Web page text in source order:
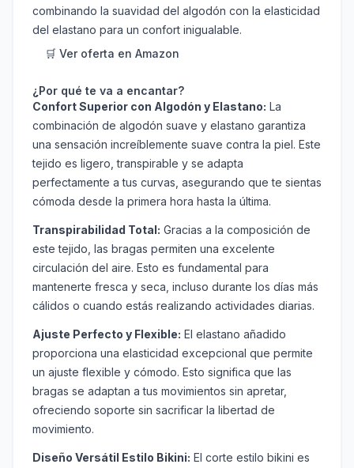
combinando la suavidad del algodón con la elasticidad
del elastano para un confort inigualable.
🛒 Ver oferta en Amazon
¿Por qué te va a encantar?
Confort Superior con Algodón y Elastano: La
combinación de algodón suave y elastano garantiza
una sensación increíblemente suave contra la piel. Este
tejido es ligero, transpirable y se adapta
perfectamente a tus curvas, asegurando que te sientas
cómoda desde la primera hora hasta la última.
Transpirabilidad Total: Gracias a la composición de
este tejido, las bragas permiten una excelente
circulación del aire. Esto es fundamental para
mantenerte fresca y seca, incluso durante los días más
cálidos o cuando estás realizando actividades diarias.
Ajuste Perfecto y Flexible: El elastano añadido
proporciona una elasticidad excepcional que permite
un ajuste flexible y cómodo. Esto significa que las
bragas se adaptan a tus movimientos sin apretar,
ofreciendo soporte sin sacrificar la libertad de
movimiento.
Diseño Versátil Estilo Bikini: El corte estilo bikini es